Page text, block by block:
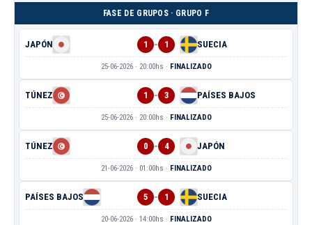
FASE DE GRUPOS · GRUPO F
JAPÓN 1 - 1 SUECIA
25-06-2026 · 20:00hs · FINALIZADO
TÚNEZ 1 - 3 PAÍSES BAJOS
25-06-2026 · 20:00hs · FINALIZADO
TÚNEZ 0 - 4 JAPÓN
21-06-2026 · 01:00hs · FINALIZADO
PAÍSES BAJOS 5 - 1 SUECIA
20-06-2026 · 14:00hs · FINALIZADO